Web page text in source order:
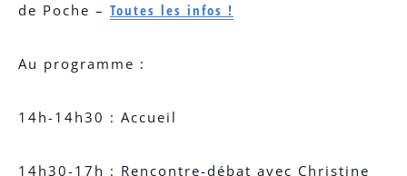
de Poche – Toutes les infos !
Au programme :
14h-14h30 : Accueil
14h30-17h : Rencontre-débat avec Christine